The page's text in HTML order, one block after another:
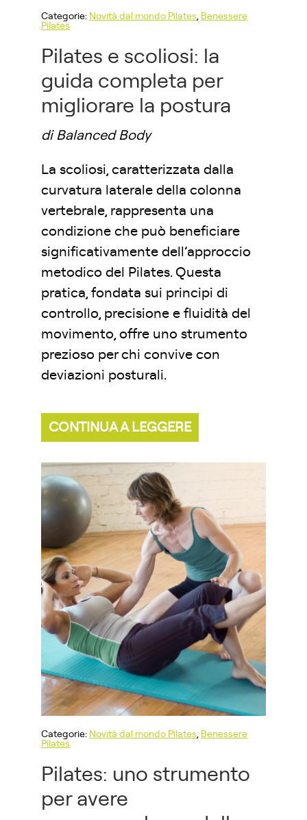
Categorie: Novità dal mondo Pilates, Benessere
Pilates
Pilates e scoliosi: la
guida completa per
migliorare la postura
di Balanced Body
La scoliosi, caratterizzata dalla
curvatura laterale della colonna
vertebrale, rappresenta una
condizione che può beneficiare
significativamente dell’approccio
metodico del Pilates. Questa
pratica, fondata sui principi di
controllo, precisione e fluidità del
movimento, offre uno strumento
prezioso per chi convive con
deviazioni posturali.
CONTINUA A LEGGERE
Categorie: Novità dal mondo Pilates, Benessere
Pilates
Pilates: uno strumento
per avere